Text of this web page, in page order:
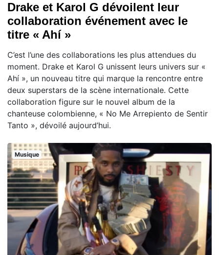
Drake et Karol G dévoilent leur
collaboration événement avec le
titre « Ahí »
C’est l’une des collaborations les plus attendues du
moment. Drake et Karol G unissent leurs univers sur «
Ahí », un nouveau titre qui marque la rencontre entre
deux superstars de la scène internationale. Cette
collaboration figure sur le nouvel album de la
chanteuse colombienne, « No Me Arrepiento de Sentir
Tanto », dévoilé aujourd’hui.
Musique